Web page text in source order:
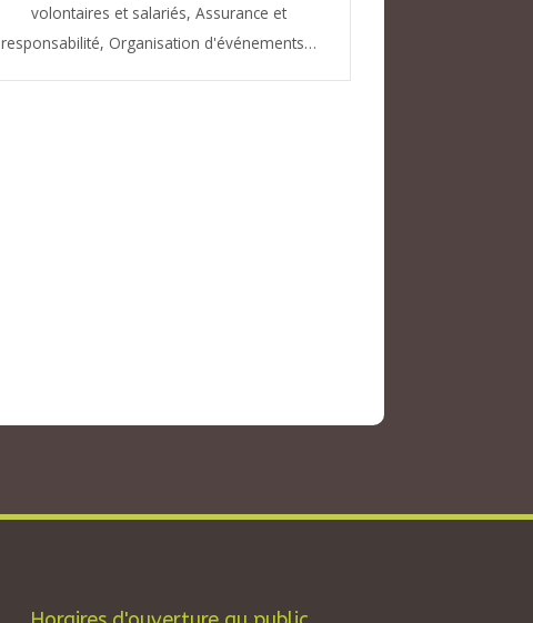
volontaires et salariés, Assurance et
responsabilité, Organisation d'événements…